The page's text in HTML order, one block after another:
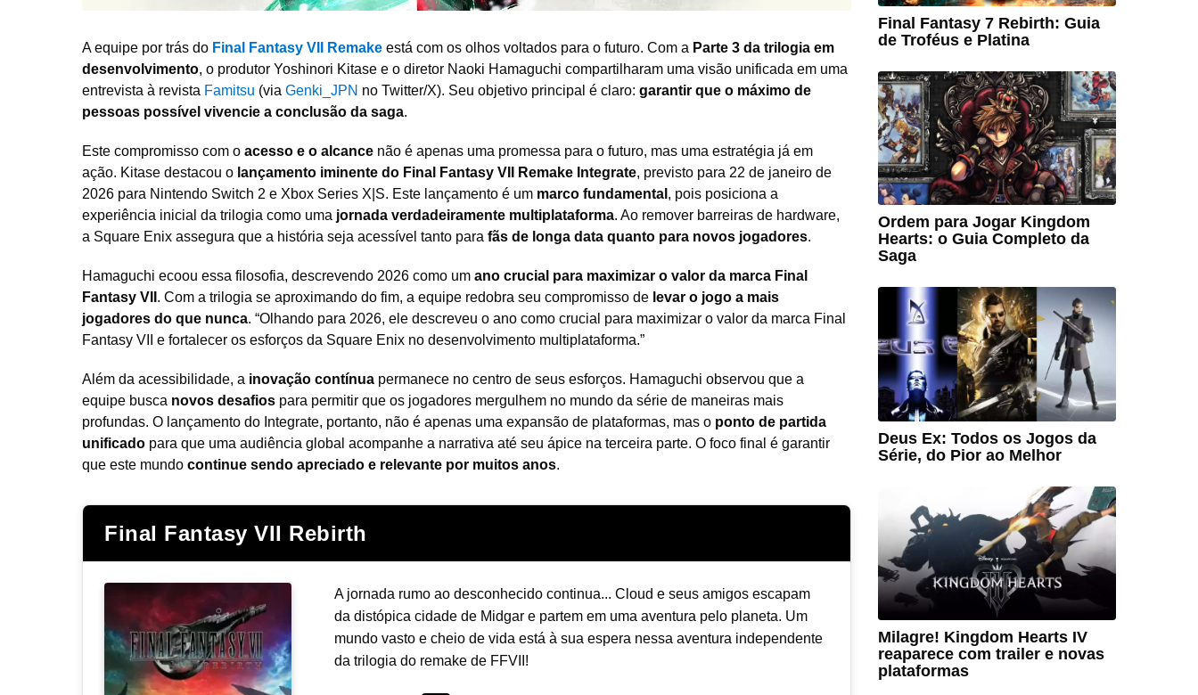
A equipe por trás do Final Fantasy VII Remake está com os olhos voltados para o futuro. Com a Parte 3 da trilogia em
desenvolvimento, o produtor Yoshinori Kitase e o diretor Naoki Hamaguchi compartilharam uma visão unificada em uma
entrevista à revista Famitsu (via Genki_JPN no Twitter/X). Seu objetivo principal é claro: garantir que o máximo de
pessoas possível vivencie a conclusão da saga.
Este compromisso com o acesso e o alcance não é apenas uma promessa para o futuro, mas uma estratégia já em
ação. Kitase destacou o lançamento iminente do Final Fantasy VII Remake Integrate, previsto para 22 de janeiro de
2026 para Nintendo Switch 2 e Xbox Series X|S. Este lançamento é um marco fundamental , pois posiciona a
experiência inicial da trilogia como uma jornada verdadeiramente multiplataforma. Ao remover barreiras de hardware,
a Square Enix assegura que a história seja acessível tanto para fãs de longa data quanto para novos jogadores.
Hamaguchi ecoou essa filosofia, descrevendo 2026 como um ano crucial para maximizar o valor da marca Final
Fantasy VII . Com a trilogia se aproximando do fim, a equipe redobra seu compromisso de levar o jogo a mais
jogadores do que nunca. “Olhando para 2026, ele descreveu o ano como crucial para maximizar o valor da marca Final
Fantasy VII e fortalecer os esforços da Square Enix no desenvolvimento multiplataforma.”
Além da acessibilidade, a inovação contínua permanece no centro de seus esforços. Hamaguchi observou que a
equipe busca novos desafios para permitir que os jogadores mergulhem no mundo da série de maneiras mais
profundas. O lançamento do Integrate, portanto, não é apenas uma expansão de plataformas, mas o ponto de partida
unificado para que uma audiência global acompanhe a narrativa até seu ápice na terceira parte. O foco final é garantir
que este mundo continue sendo apreciado e relevante por muitos anos.
Final Fantasy VII Rebirth
A jornada rumo ao desconhecido continua... Cloud e seus amigos escapam
da distópica cidade de Midgar e partem em uma aventura pelo planeta. Um
mundo vasto e cheio de vida está à sua espera nessa aventura independente
da trilogia do remake de FFVII!
Final Fantasy 7 Rebirth: Guia
de Troféus e Platina
Ordem para Jogar Kingdom
Hearts: o Guia Completo da
Saga
Deus Ex: Todos os Jogos da
Série, do Pior ao Melhor
Milagre! Kingdom Hearts IV
reaparece com trailer e novas
plataformas